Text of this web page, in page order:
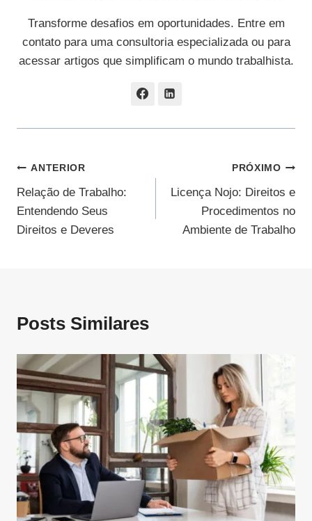
Transforme desafios em oportunidades. Entre em
contato para uma consultoria especializada ou para
acessar artigos que simplificam o mundo trabalhista.
Navegação
De
Post
ANTERIOR
Relação de Trabalho:
Entendendo Seus
Direitos e Deveres
PRÓXIMO
Licença Nojo: Direitos e
Procedimentos no
Ambiente de Trabalho
Posts Similares